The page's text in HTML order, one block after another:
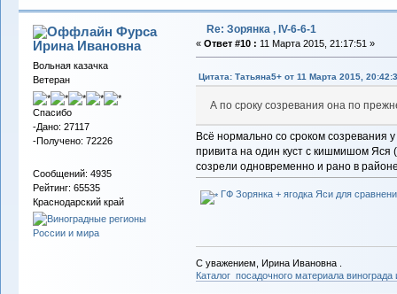
Фурса
Ирина Ивановна
Вольная казачка
Ветеран
Спасибо
-Дано: 27117
-Получено: 72226
Сообщений: 4935
Рейтинг: 65535
Краснодарский край
Re: Зорянка , IV-6-6-1
« Ответ #10 : 11 Марта 2015, 21:17:51 »
Цитата: Татьяна5+ от 11 Марта 2015,
А по сроку созревания она по
Всё нормально со сроком созревания
привита на один куст с кишмишом Яся (
созрели одновременно и рано в
ГФ Зорянка + ягодка Яси для
С уважением, Ирина Ивановна .
Каталог посадочного материала